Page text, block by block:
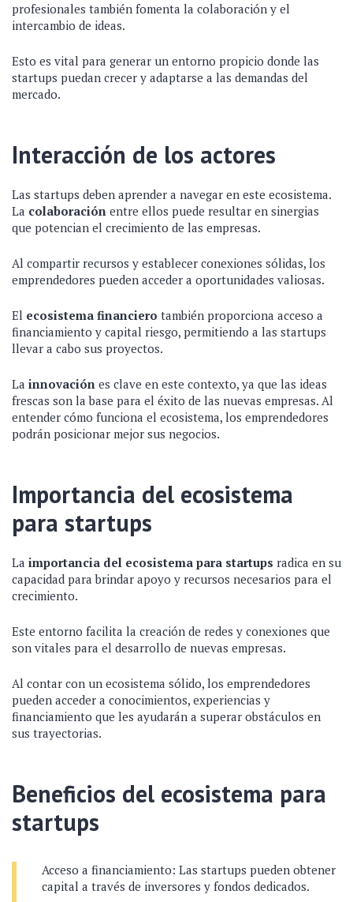
profesionales también fomenta la colaboración y el
intercambio de ideas.
Esto es vital para generar un entorno propicio donde las
startups puedan crecer y adaptarse a las demandas del
mercado.
Interacción de los actores
Las startups deben aprender a navegar en este ecosistema.
La colaboración entre ellos puede resultar en sinergias
que potencian el crecimiento de las empresas.
Al compartir recursos y establecer conexiones sólidas, los
emprendedores pueden acceder a oportunidades valiosas.
El ecosistema financiero también proporciona acceso a
financiamiento y capital riesgo, permitiendo a las startups
llevar a cabo sus proyectos.
La innovación es clave en este contexto, ya que las ideas
frescas son la base para el éxito de las nuevas empresas. Al
entender cómo funciona el ecosistema, los emprendedores
podrán posicionar mejor sus negocios.
Importancia del ecosistema
para startups
La importancia del ecosistema para startups radica en su
capacidad para brindar apoyo y recursos necesarios para el
crecimiento.
Este entorno facilita la creación de redes y conexiones que
son vitales para el desarrollo de nuevas empresas.
Al contar con un ecosistema sólido, los emprendedores
pueden acceder a conocimientos, experiencias y
financiamiento que les ayudarán a superar obstáculos en
sus trayectorias.
Beneficios del ecosistema para
startups
Acceso a financiamiento: Las startups pueden obtener
capital a través de inversores y fondos dedicados.